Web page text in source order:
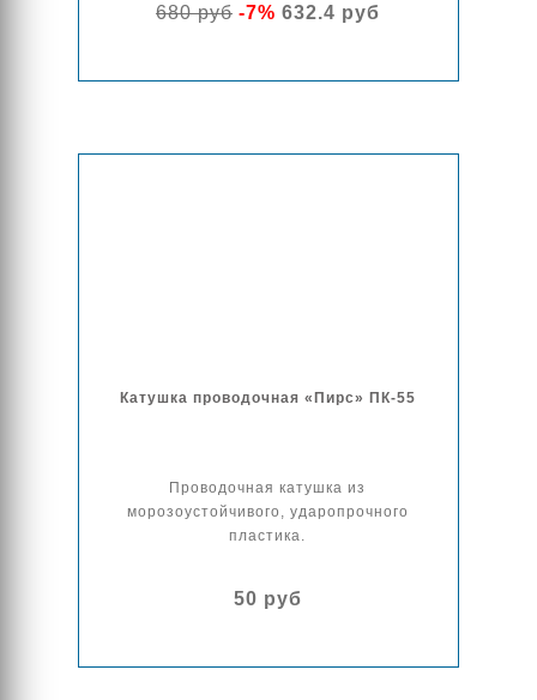
680 руб-7% 632.4 руб
Катушка проводочная «Пирс» ПК-55
Проводочная катушка из
морозоустойчивого, ударопрочного
пластика.
50 руб